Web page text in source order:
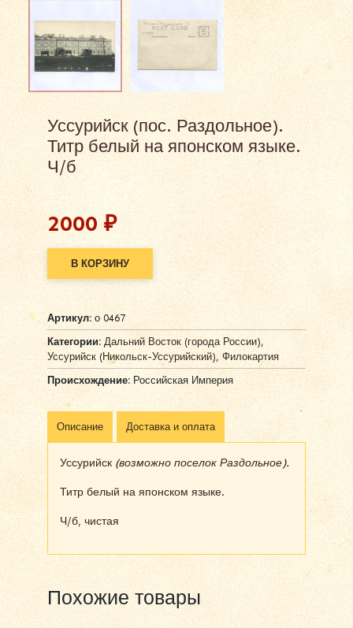
Уссурийск (пос. Раздольное).
Титр белый на японском языке.
Ч/б
2000₽
В КОРЗИНУ
Alternative:
Артикул:о 0467
Категории: Дальний Восток (города России),
Уссурийск (Никольск-Уссурийский),Филокартия
Происхождение:Российская Империя
Описание Доставка и оплата
Уссурийск (возможно поселок Раздольное).
Титр белый на японском языке.
Ч/б, чистая
Похожие товары